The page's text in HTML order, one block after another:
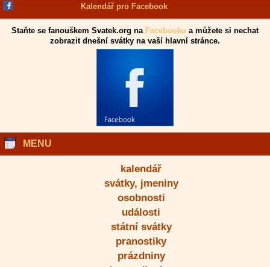
Kalendář pro Facebook
Staňte se fanouškem Svatek.org na Facebooku a můžete si nechat
zobrazit dnešní svátky na vaší hlavní stránce.
MENU
kalendář
svátky, jmeniny
osobnosti
události
státní svátky
pranostiky
prázdniny